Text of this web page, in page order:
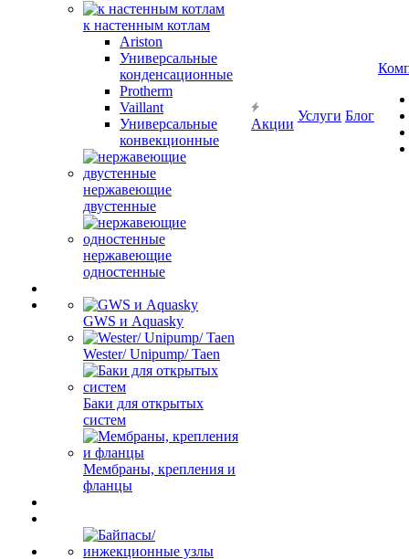
к настенным котлам
Ariston
Универсальные
конденсационные
Protherm
Vaillant
Универсальные
конвекционные
нержавеющие
двустенные
нержавеющие
одностенные
GWS и Aquasky
Wester/ Unipump/ Taen
Баки для открытых
систем
Мембраны, крепления и
фланцы
Акции
Услуги Блог